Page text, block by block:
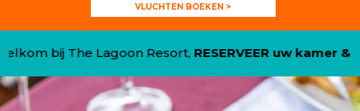
VLUCHTEN BOEKEN >
Lagoon Resort,RESERVEER uw kamer & CLAIM UW